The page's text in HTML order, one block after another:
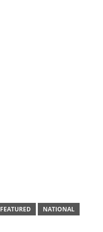
FEATURED NATIONAL